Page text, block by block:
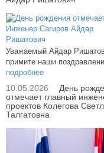
Уважаемый Айдар
примите наши
подробнее
10.05.2026
День
отмечает главный
проектов Колегова
Талгатовна